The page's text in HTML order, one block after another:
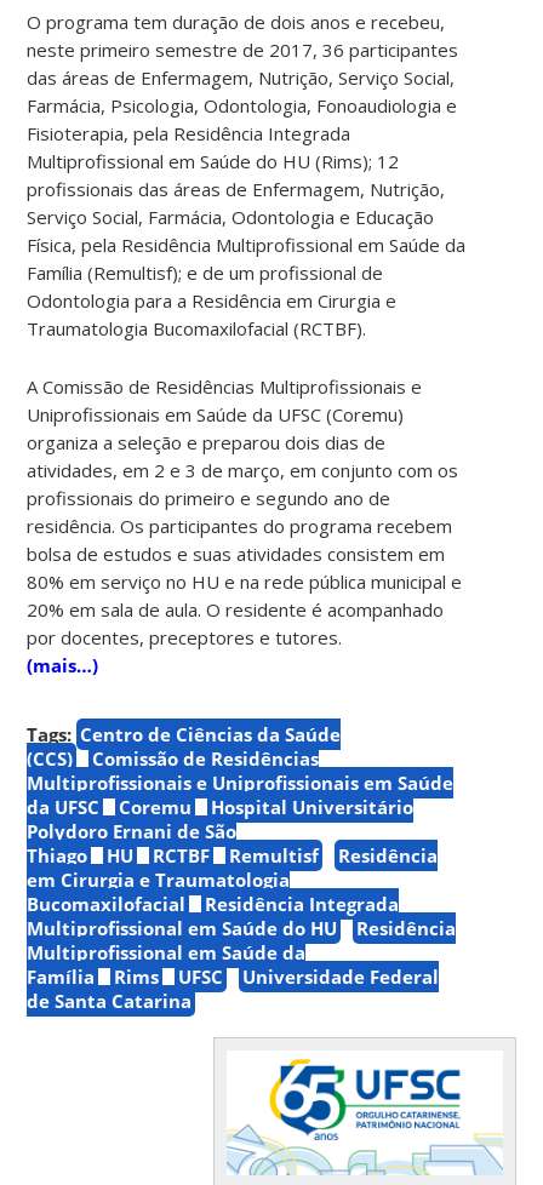
O programa tem duração de dois anos e recebeu,
neste primeiro semestre de 2017, 36 participantes
das áreas de Enfermagem, Nutrição, Serviço Social,
Farmácia, Psicologia, Odontologia, Fonoaudiologia e
Fisioterapia, pela Residência Integrada
Multiprofissional em Saúde do HU (Rims); 12
profissionais das áreas de Enfermagem, Nutrição,
Serviço Social, Farmácia, Odontologia e Educação
Física, pela Residência Multiprofissional em Saúde da
Família (Remultisf); e de um profissional de
Odontologia para a Residência em Cirurgia e
Traumatologia Bucomaxilofacial (RCTBF).
A Comissão de Residências Multiprofissionais e
Uniprofissionais em Saúde da UFSC (Coremu)
organiza a seleção e preparou dois dias de
atividades, em 2 e 3 de março, em conjunto com os
profissionais do primeiro e segundo ano de
residência. Os participantes do programa recebem
bolsa de estudos e suas atividades consistem em
80% em serviço no HU e na rede pública municipal e
20% em sala de aula. O residente é acompanhado
por docentes, preceptores e tutores.
(mais…)
Tags: Centro de Ciências da Saúde
(CCS)
Comissão de Residências
Multiprofissionais e Uniprofissionais em Saúde
da UFSC
Coremu
Hospital Universitário
Polydoro Ernani de São
Thiago
HU RCTBF Remultisf
Residência
em Cirurgia e Traumatologia
Bucomaxilofacial
Residência Integrada
Multiprofissional em Saúde do HU
Residência
Multiprofissional em Saúde da
Família
Rims UFSC
Universidade Federal
de Santa Catarina